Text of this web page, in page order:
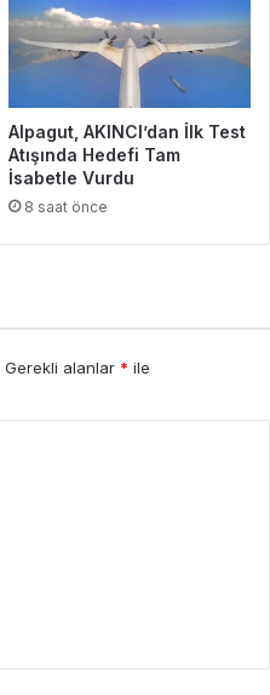
Alpagut, AKINCI’dan İlk Test
Atışında Hedefi Tam
İsabetle Vurdu
8 saat önce
Gerekli alanlar * ile